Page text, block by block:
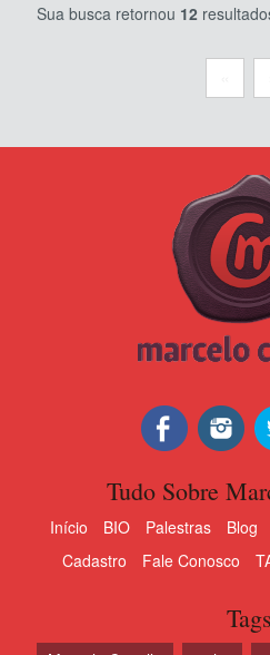
Sua busca retornou 12
Tudo Sobre
Início BIO Palestras Blog
Cadastro
Fale Conosco
Tags